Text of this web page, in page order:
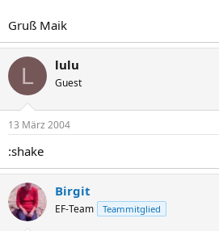
Gruß Maik
L lulu
Guest
13 März 2004
:shake
Birgit
EF-Team Teammitglied